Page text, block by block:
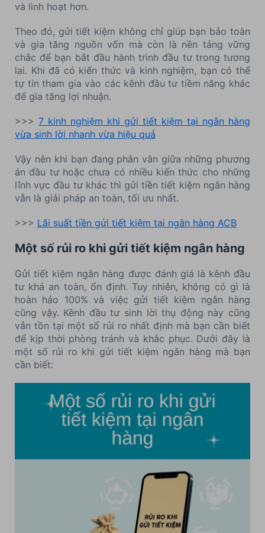
và linh hoạt hơn.
Theo đó, gửi tiết kiệm không chỉ giúp bạn bảo toàn
và gia tăng nguồn vốn mà còn là nền tảng vững
chắc để bạn bắt đầu hành trình đầu tư trong tương
lai. Khi đã có kiến thức và kinh nghiệm, bạn có thể
tự tin tham gia vào các kênh đầu tư tiềm năng khác
để gia tăng lợi nhuận.
>>> 7 kinh nghiệm khi gửi tiết kiệm tại ngân hàng
vừa sinh lời nhanh vừa hiệu quả
Vậy nên khi bạn đang phân vân giữa những phương
án đầu tư hoặc chưa có nhiều kiến thức cho những
lĩnh vực đầu tư khác thì gửi tiền tiết kiệm ngân hàng
vẫn là giải pháp an toàn, tối ưu nhất.
>>> Lãi suất tiền gửi tiết kiệm tại ngân hàng ACB
Một số rủi ro khi gửi tiết kiệm ngân hàng
Gửi tiết kiệm ngân hàng được đánh giá là kênh đầu
tư khá an toàn, ổn định. Tuy nhiên, không có gì là
hoàn hảo 100% và việc gửi tiết kiệm ngân hàng
cũng vậy. Kênh đầu tư sinh lời thụ động này cũng
vẫn tồn tại một số rủi ro nhất định mà bạn cần biết
để kịp thời phòng tránh và khắc phục. Dưới đây là
một số rủi ro khi gửi tiết kiệm ngân hàng mà bạn
cần biết: